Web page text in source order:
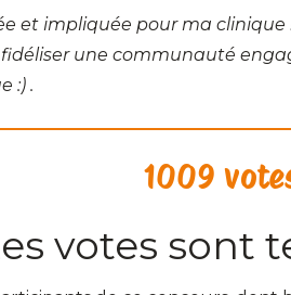
et impliquée pour ma
une communauté
:) .
1009
votes sont